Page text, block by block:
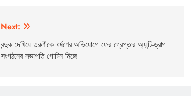
Next:
বন্দুক দেখিয়ে তরুণীকে ধর্ষণের অভিযোগে ফের গ্রেপ্তার অ্যান্টি-ড্রাগ
সংগঠনের সভাপতি গোমিন মিজে